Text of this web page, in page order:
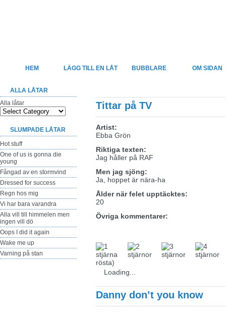
HEM LÄGG TILL EN LÅT BUBBLARE OM SIDAN
ALLA LÅTAR
Alla låtar
SLUMPADE LÅTAR
Hot stuff
One of us is gonna die
young
Fångad av en stormvind
Dressed for success
Regn hos mig
Vi har bara varandra
Alla vill till himmelen men
ingen vill dö
Oops I did it again
Wake me up
Varning på stan
Tittar på TV
Artist:
Ebba Grön
Riktiga texten:
Jag håller på RAF
Men jag sjöng:
Ja, hoppet är nära-ha
Ålder när felet upptäcktes:
20
Övriga kommentarer:
rösta)
Loading...
Danny don’t you know